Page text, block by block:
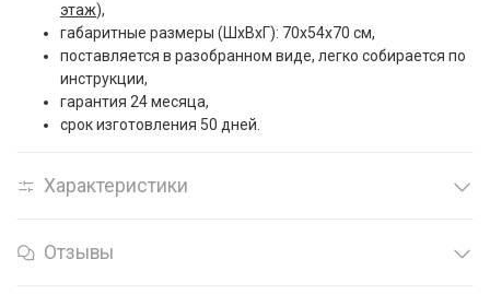
этаж),
габаритные размеры (ШxВxГ): 70x54x70 см,
поставляется в разобранном виде, легко собирается по
инструкции,
гарантия 24 месяца,
срок изготовления 50 дней.
Характеристики
Отзывы